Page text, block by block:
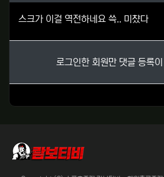
스크가 이걸 역전하네요 쓱.. 미챴다
로그인한 회원만 댓글 등록